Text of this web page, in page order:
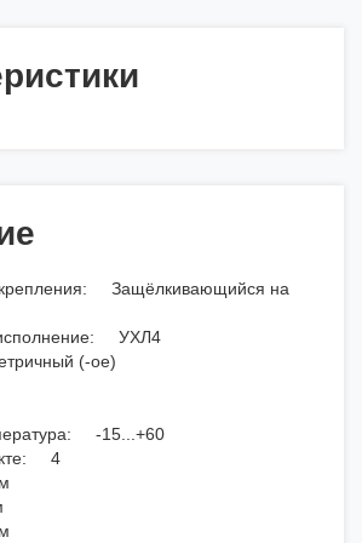
крепления: Защёлкивающийся на
исполнение: УХЛ4
(-ое)
-15...+60
4